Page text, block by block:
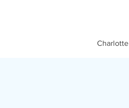
Charlotte